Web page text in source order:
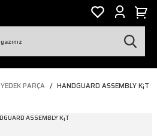
YEDEK PARÇA HANDGUARD ASSEMBLY K¡T